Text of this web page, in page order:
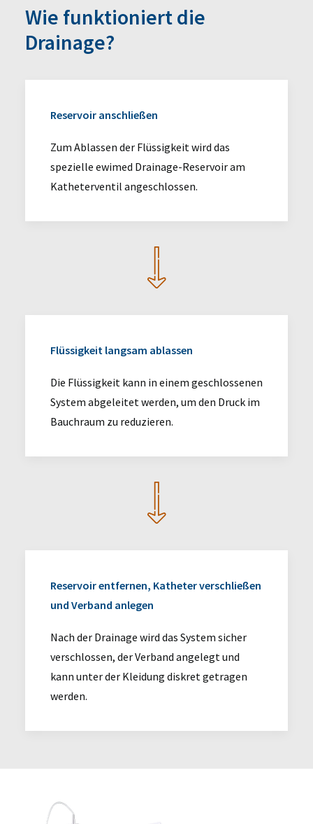
Wie funktioniert die
Drainage?
Reservoir anschließen
Zum Ablassen der Flüssigkeit wird das
spezielle ewimed Drainage-Reservoir am
Katheterventil angeschlossen.
Flüssigkeit langsam ablassen
Die Flüssigkeit kann in einem geschlossenen
System abgeleitet werden, um den Druck im
Bauchraum zu reduzieren.
Reservoir entfernen, Katheter verschließen
und Verband anlegen
Nach der Drainage wird das System sicher
verschlossen, der Verband angelegt und
kann unter der Kleidung diskret getragen
werden.